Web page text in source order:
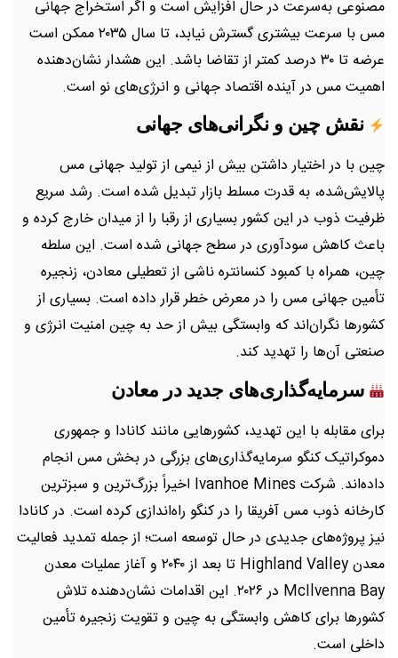
مصنوعی به‌سرعت در حال افزایش است و اگر استخراج جهانی
مس با سرعت بیشتری گسترش نیابد، تا سال ۲۰۳۵ ممکن است
عرضه تا ۳۰ درصد کمتر از تقاضا باشد. این هشدار نشان‌دهنده
اهمیت مس در آینده اقتصاد جهانی و انرژی‌های نو است.
نقش چین و نگرانی‌های جهانی
چین با در اختیار داشتن بیش از نیمی از تولید جهانی مس
پالایش‌شده، به قدرت مسلط بازار تبدیل شده است. رشد سریع
ظرفیت ذوب در این کشور بسیاری از رقبا را از میدان خارج کرده و
باعث کاهش سودآوری در سطح جهانی شده است. این سلطه
چین، همراه با کمبود کنسانتره ناشی از تعطیلی معادن، زنجیره
تأمین جهانی مس را در معرض خطر قرار داده است. بسیاری از
کشورها نگران‌اند که وابستگی بیش از حد به چین امنیت انرژی و
صنعتی آن‌ها را تهدید کند.
سرمایه‌گذاری‌های جدید در معادن
برای مقابله با این تهدید، کشورهایی مانند کانادا و جمهوری
دموکراتیک کنگو سرمایه‌گذاری‌های بزرگی در بخش مس انجام
داده‌اند. شرکت Ivanhoe Mines اخیراً بزرگ‌ترین و سبزترین
کارخانه ذوب مس آفریقا را در کنگو راه‌اندازی کرده است. در کانادا
نیز پروژه‌های جدیدی در حال توسعه است؛ از جمله تمدید فعالیت
معدن Highland Valley تا بعد از ۲۰۴۰ و آغاز عملیات معدن
McIlvenna Bay در ۲۰۲۶. این اقدامات نشان‌دهنده تلاش
کشورها برای کاهش وابستگی به چین و تقویت زنجیره تأمین
داخلی است.